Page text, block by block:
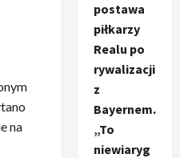
na
postawa
piłkarzy
Realu po
rywalizacji
z
Bayernem.
„To
niewiaryg